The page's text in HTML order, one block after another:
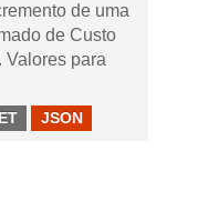
de uma
de Custo
Valores para
JSON